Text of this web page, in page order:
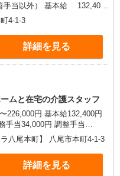
手当以外） 基本給 132,400
20,000円 資格手当 10,000
有者に限る） 処遇改善手当
善手当のみ試用期間経過後
4-1-3
詳細を見る
ムと在宅の介護スタッフ
226,000円 基本給132,400円
手当34,000円 調整手当
円（介護福祉士資格保有
・12月/前年度実績2.5ヶ月
ラ八尾本町】 八尾市本町4-1-3
詳細を見る